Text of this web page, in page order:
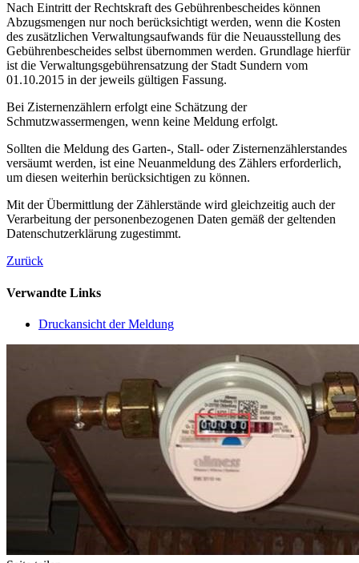
Nach Eintritt der Rechtskraft des Gebührenbescheides können
Abzugsmengen nur noch berücksichtigt werden, wenn die Kosten
des zusätzlichen Verwaltungsaufwands für die Neuausstellung des
Gebührenbescheides selbst übernommen werden. Grundlage hierfür
ist die Verwaltungsgebührensatzung der Stadt Sundern vom
01.10.2015 in der jeweils gültigen Fassung.
Bei Zisternenzählern erfolgt eine Schätzung der
Schmutzwassermengen, wenn keine Meldung erfolgt.
Sollten die Meldung des Garten-, Stall- oder Zisternenzählerstandes
versäumt werden, ist eine Neuanmeldung des Zählers erforderlich,
um diesen weiterhin berücksichtigen zu können.
Mit der Übermittlung der Zählerstände wird gleichzeitig auch der
Verarbeitung der personenbezogenen Daten gemäß der geltenden
Datenschutzerklärung zugestimmt.
Zurück
Verwandte Links
Druckansicht der Meldung